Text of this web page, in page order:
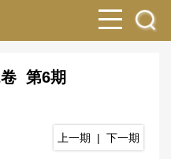
第6期
上一期 | 下一期